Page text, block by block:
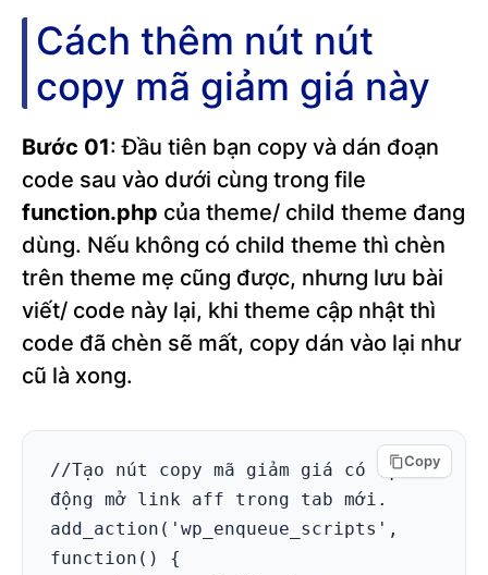
Cách thêm nút nút
copy mã giảm giá này
Bước 01: Đầu tiên bạn copy và dán đoạn
code sau vào dưới cùng trong file
function.php của theme/ child theme đang
dùng. Nếu không có child theme thì chèn
trên theme mẹ cũng được, nhưng lưu bài
viết/ code này lại, khi theme cập nhật thì
code đã chèn sẽ mất, copy dán vào lại như
cũ là xong.
Copy
//Tạo nút copy mã giảm giá có tự
động mở link aff trong tab mới.
add_action('wp_enqueue_scripts',
function() {